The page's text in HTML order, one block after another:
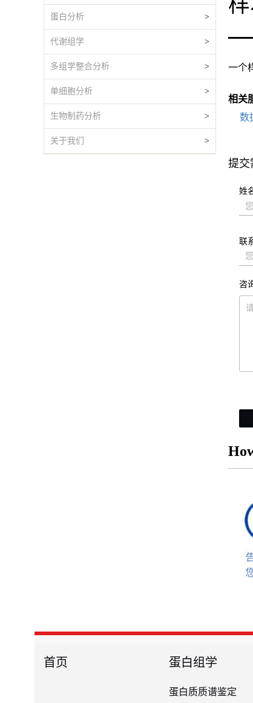
蛋白分析 >
代谢组学 >
多组学整合分析 >
单细胞分析 >
生物制药分析 >
关于我们 >
一个
相关
数
提交
姓
联
咨
首页 蛋白组学
蛋白质质谱鉴定